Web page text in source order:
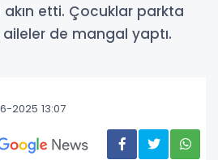
akın etti. Çocuklar parkta
de mangal yaptı.
2025 13:07